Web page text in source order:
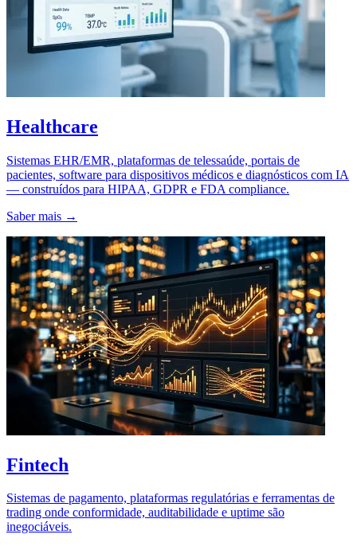
Healthcare
Sistemas EHR/EMR, plataformas de telessaúde, portais de
pacientes, software para dispositivos médicos e diagnósticos com IA
— construídos para HIPAA, GDPR e FDA compliance.
Saber mais →
Fintech
Sistemas de pagamento, plataformas regulatórias e ferramentas de
trading onde conformidade, auditabilidade e uptime são
inegociáveis.